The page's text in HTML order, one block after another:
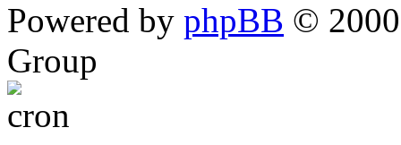
Powered by phpBB ©
Group